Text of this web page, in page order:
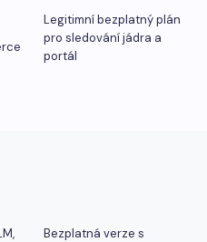
Legitimní bezplatný plán
pro sledování jádra a
portál
Bezplatná verze s